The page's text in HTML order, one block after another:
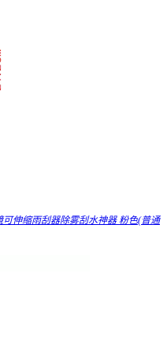
伸缩雨刮器除雾刮水神器 粉色(普通